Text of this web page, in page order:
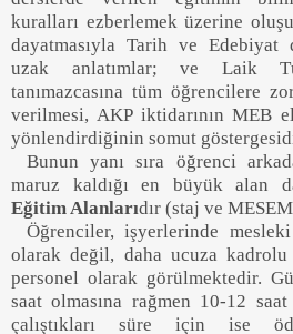
kuralları ezberlemek üzerine oluşu
dayatmasıyla Tarih ve Edebiyat
uzak anlatımlar; ve Laik
tanımazcasına tüm öğrencilere
verilmesi, AKP iktidarının MEB
yönlendirdiğinin somut
Bunun yanı sıra öğrenci
maruz kaldığı en büyük alan
Eğitim Alanlarıdır (staj ve MESEM
Öğrenciler, işyerlerinde
olarak değil, daha ucuza kadrolu
personel olarak görülmektedir.
saat olmasına rağmen 10-12 saat
çalıştıkları süre için ise